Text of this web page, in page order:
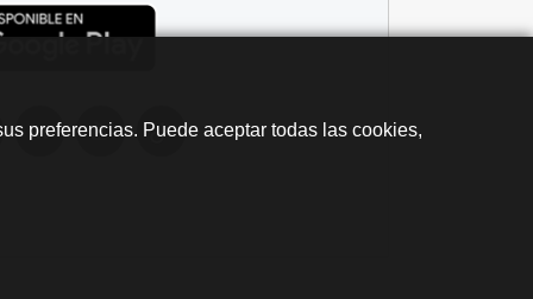
preferencias. Puede aceptar todas las cookies,